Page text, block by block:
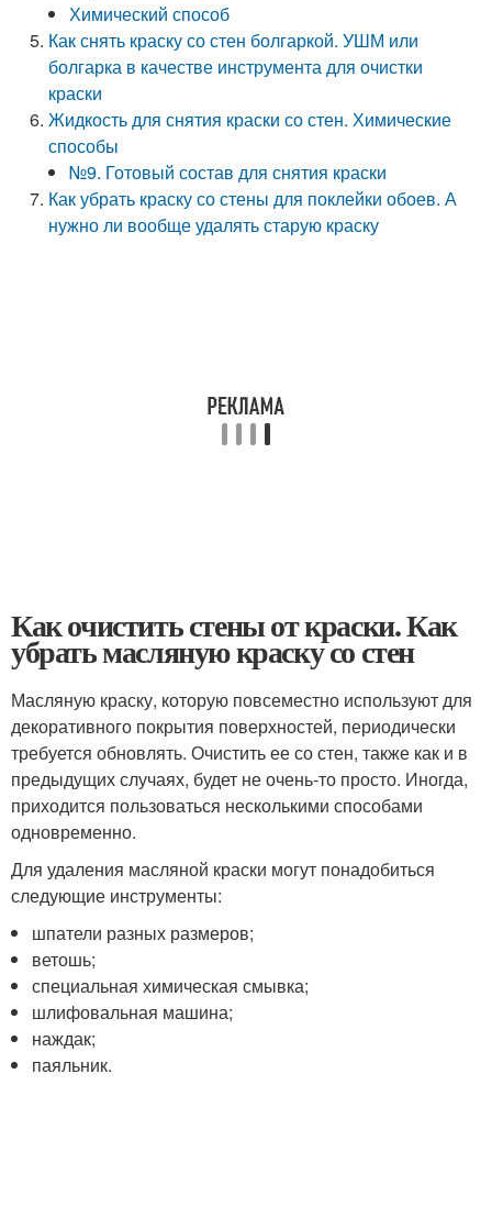
Химический способ
Как снять краску со стен болгаркой. УШМ или
болгарка в качестве инструмента для очистки
краски
Жидкость для снятия краски со стен. Химические
способы
№9. Готовый состав для снятия краски
Как убрать краску со стены для поклейки обоев. А
нужно ли вообще удалять старую краску
Как очистить стены от краски. Как
убрать масляную краску со стен
Масляную краску, которую повсеместно используют для
декоративного покрытия поверхностей, периодически
требуется обновлять. Очистить ее со стен, также как и в
предыдущих случаях, будет не очень-то просто. Иногда,
приходится пользоваться несколькими способами
одновременно.
Для удаления масляной краски могут понадобиться
следующие инструменты:
шпатели разных размеров;
ветошь;
специальная химическая смывка;
шлифовальная машина;
наждак;
паяльник.